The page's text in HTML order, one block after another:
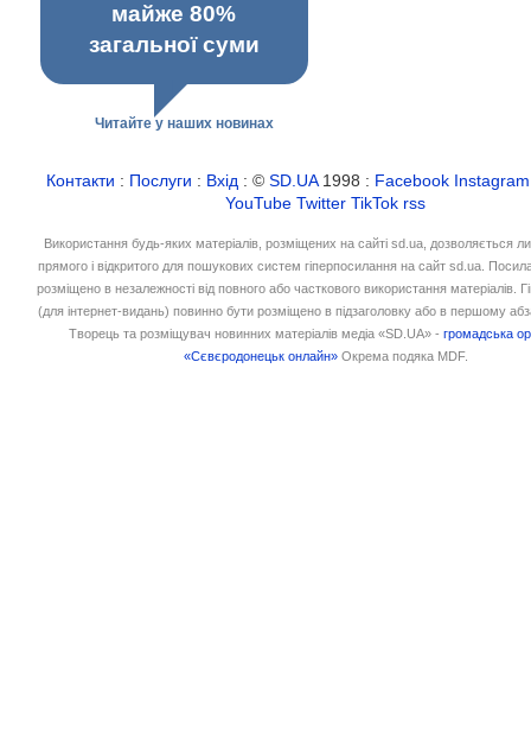
майже 80%
загальної суми
Читайте у наших новинах
Контакти : Послуги : Вхід : ©SD.UA1998 : Facebook Instagram
YouTube Twitter TikTok rss
Використання будь-яких матеріалів, розміщених на сайті sd.ua, дозволяється
прямого і відкритого для пошукових систем гіперпосилання на сайт sd.ua.
розміщено в незалежності від повного або часткового використання матеріалів.
(для інтернет-видань) повинно бути розміщено в підзаголовку або в першому
Творець та розміщувач новинних матеріалів медіа «SD.UA» -громадська
«Сєвєродонецьк онлайн» Окрема подяка MDF.